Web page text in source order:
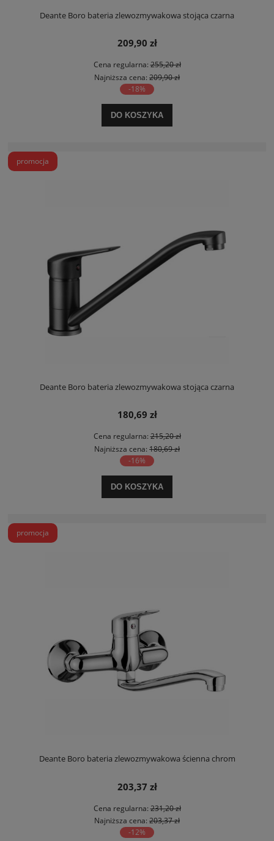
Deante Boro bateria zlewozmywakowa stojąca czarna
209,90 zł
Cena regularna:255,20 zł
Najniższa cena: 209,90 zł
-18%
DO KOSZYKA
Deante Boro bateria zlewozmywakowa stojąca czarna
180,69 zł
Cena regularna:215,20 zł
Najniższa cena: 180,69 zł
-16%
DO KOSZYKA
promocja
Deante Boro bateria zlewozmywakowa ścienna chrom
203,37 zł
Cena regularna:231,20 zł
Najniższa cena: 203,37 zł
-12%
promocja